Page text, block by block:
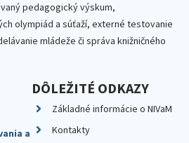
pedagogický výskum,
olympiád a súťaží, externé testovanie
mládeže či správa knižničného
a
DÔLEŽITÉ ODKAZY
Základné informácie o NIVaM
Kontakty